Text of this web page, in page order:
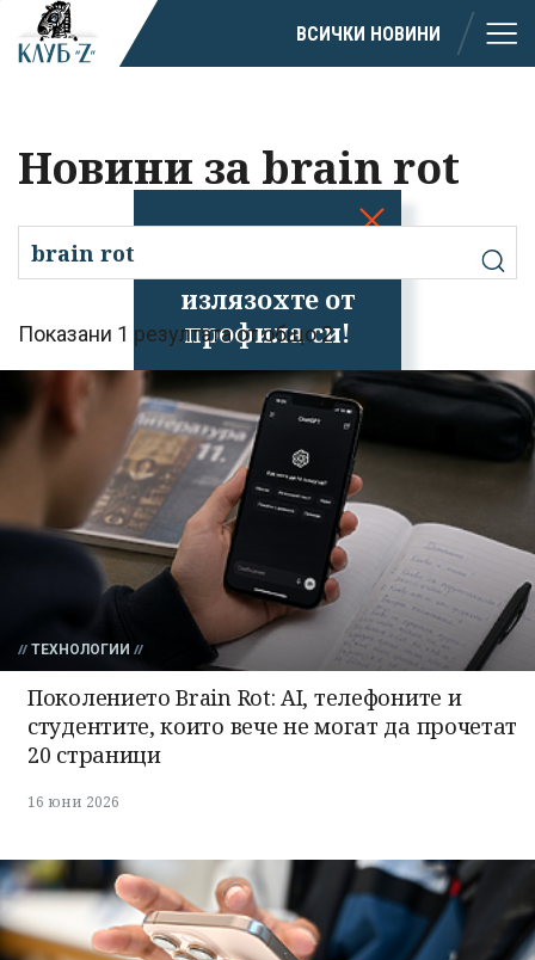
излязохте от
профила си!
ВСИЧКИ НОВИНИ
Новини за brain rot
Показани 1 резултата от общо 2
ТЕХНОЛОГИИ
Поколението Brain Rot: AI, телефоните и
студентите, които вече не могат да прочетат
20 страници
16 юни 2026